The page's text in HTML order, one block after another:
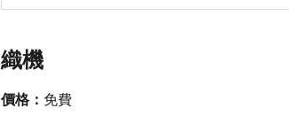
織機
價格： 免費